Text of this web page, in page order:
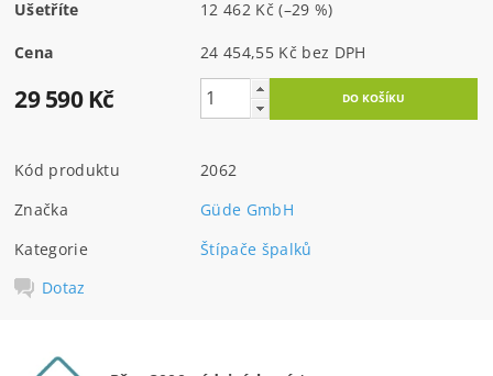
Ušetříte 12 462 Kč(–29 %)
Cena 24 454,55 Kč bez DPH
29 590 Kč
Kód produktu
2062
Značka
Güde GmbH
Kategorie
Štípače špalků
Dotaz